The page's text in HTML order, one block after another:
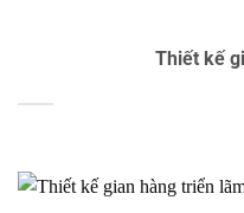
Thiết kế